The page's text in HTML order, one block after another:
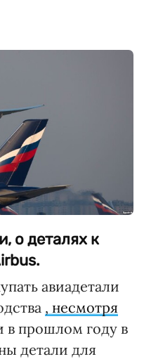
о деталях к
авиадетали
, несмотря
в прошлом году в
детали для